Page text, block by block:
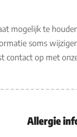
mogelijk te
soms
contact op met
Allergie